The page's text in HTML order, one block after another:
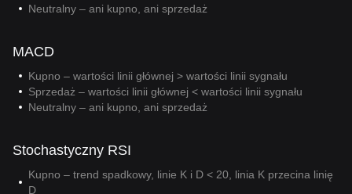
Neutralny – ani kupno, ani sprzedaż
MACD
Kupno – wartości linii głównej > wartości linii sygnału
Sprzedaż – wartości linii głównej < wartości linii sygnału
Neutralny – ani kupno, ani sprzedaż
Stochastyczny RSI
Kupno – trend spadkowy, linie K i D < 20, linia K przecina linię
D